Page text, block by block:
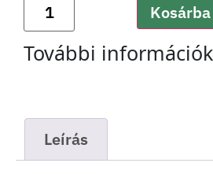
További információk
Leírás